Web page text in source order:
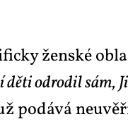
žen­ské
odro­dil sám,
po­dá­vá